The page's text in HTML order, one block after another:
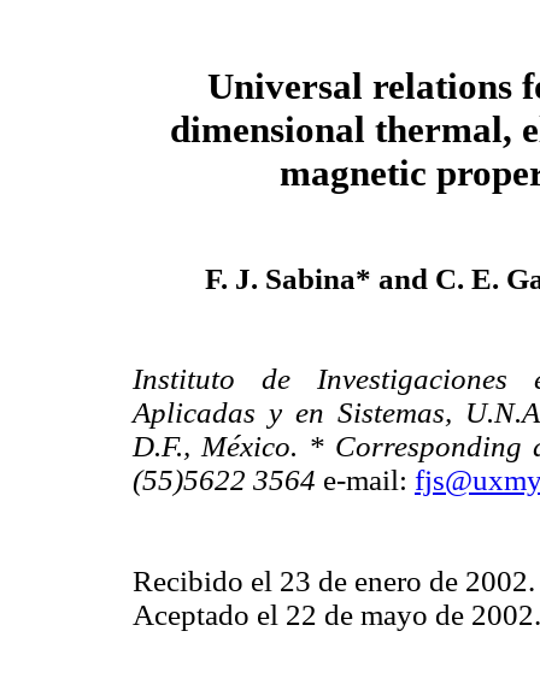
Universal relations
dimensional thermal,
magnetic
F. J. Sabina* and C. E.
Instituto de Investigaciones
Aplicadas y en Sistemas,
D.F., México. * Corresponding
(55)5622 3564 e-mail:
Recibido el 23 de enero de 2002.
Aceptado el 22 de mayo de 2002.